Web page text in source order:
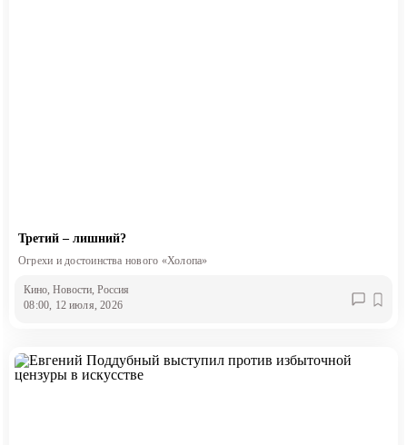
Третий – лишний?
Огрехи и достоинства нового «Холопа»
Кино , Новости , Россия
08:00, 12 июля, 2026